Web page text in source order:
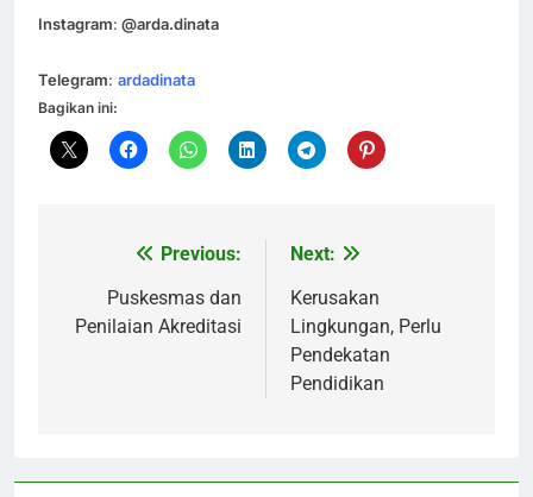
Instagram: @arda.dinata
Telegram: ardadinata
Bagikan ini:
NavigasiPrevious:
Puskesmas dan
Penilaian Akreditasi
Next:
Kerusakan
Lingkungan, Perlu
Pendekatan
Pendidikan